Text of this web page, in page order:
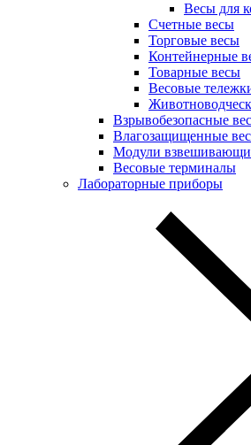
Весы для
Счетные весы
Торговые весы
Контейнерные
Товарные весы
Весовые
Взрывобезопасные
Влагозащищенные
Модули
Весовые терминалы
Лабораторные приборы